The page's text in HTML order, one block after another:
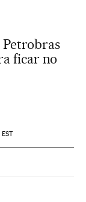
Petrobras
ficar no
EST